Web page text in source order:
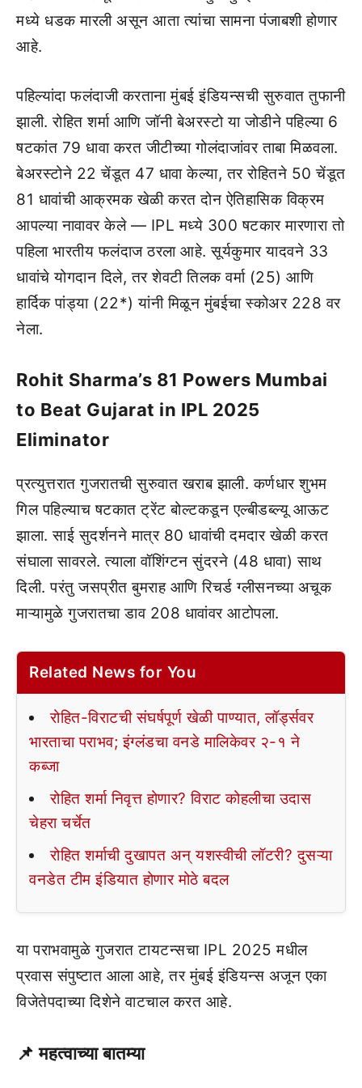
मध्ये धडक मारली असून आता त्यांचा सामना पंजाबशी होणार
आहे.
पहिल्यांदा फलंदाजी करताना मुंबई इंडियन्सची सुरुवात तुफानी
झाली. रोहित शर्मा आणि जॉनी बेअरस्टो या जोडीने पहिल्या 6
षटकांत 79 धावा करत जीटीच्या गोलंदाजांवर ताबा मिळवला.
बेअरस्टोने 22 चेंडूत 47 धावा केल्या, तर रोहितने 50 चेंडूत
81 धावांची आक्रमक खेळी करत दोन ऐतिहासिक विक्रम
आपल्या नावावर केले — IPL मध्ये 300 षटकार मारणारा तो
पहिला भारतीय फलंदाज ठरला आहे. सूर्यकुमार यादवने 33
धावांचे योगदान दिले, तर शेवटी तिलक वर्मा (25) आणि
हार्दिक पांड्या (22*) यांनी मिळून मुंबईचा स्कोअर 228 वर
नेला.
Rohit Sharma’s 81 Powers Mumbai
to Beat Gujarat in IPL 2025
Eliminator
प्रत्युत्तरात गुजरातची सुरुवात खराब झाली. कर्णधार शुभम
गिल पहिल्याच षटकात ट्रेंट बोल्टकडून एल्बीडब्ल्यू आऊट
झाला. साई सुदर्शनने मात्र 80 धावांची दमदार खेळी करत
संघाला सावरले. त्याला वॉशिंग्टन सुंदरने (48 धावा) साथ
दिली. परंतु जसप्रीत बुमराह आणि रिचर्ड ग्लीसनच्या अचूक
माऱ्यामुळे गुजरातचा डाव 208 धावांवर आटोपला.
Related News for You
रोहित-विराटची संघर्षपूर्ण खेळी पाण्यात, लॉर्ड्सवर
भारताचा पराभव; इंग्लंडचा वनडे मालिकेवर २-१ ने
कब्जा
रोहित शर्मा निवृत्त होणार? विराट कोहलीचा उदास
चेहरा चर्चेत
रोहित शर्माची दुखापत अन् यशस्वीची लॉटरी? दुसऱ्या
वनडेत टीम इंडियात होणार मोठे बदल
या पराभवामुळे गुजरात टायटन्सचा IPL 2025 मधील
प्रवास संपुष्टात आला आहे, तर मुंबई इंडियन्स अजून एका
विजेतेपदाच्या दिशेने वाटचाल करत आहे.
📌 महत्वाच्या बातम्या